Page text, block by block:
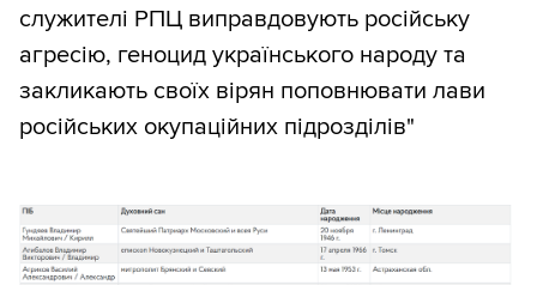
служителі РПЦ виправдовують російську
агресію, геноцид українського народу та
закликають своїх вірян поповнювати лави
російських окупаційних підрозділів"